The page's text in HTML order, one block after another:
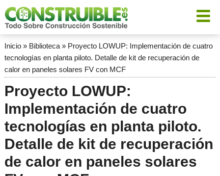
Inicio» Biblioteca» Proyecto LOWUP: Implementación de cuatro
tecnologías en planta piloto. Detalle de kit de recuperación de
calor en paneles solares FV con MCF
Proyecto LOWUP:
Implementación de cuatro
tecnologías en planta piloto.
Detalle de kit de recuperación
de calor en paneles solares